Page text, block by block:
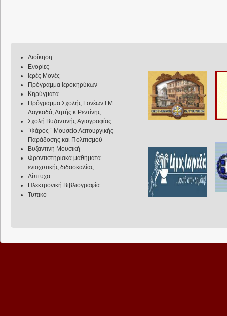
Διοίκηση
Ενορίες
Ιερές Μονές
Πρόγραμμα Ιεροκηρύκων
Κηρύγματα
Πρόγραμμα Σχολής Γονέων Ι.Μ.
Λαγκαδά, Λητής κ Ρεντίνης
Σχολή Βυζαντινής Αγιογραφίας
¨Φάρος ¨ Μουσείο Λειτουργικής
Παράδοσης και Πολιτισμού
Βυζαντινή Μουσική
Φροντιστηριακά μαθήματα
ενισχυτικής διδασκαλίας
Δίπτυχα
Ηλεκτρονική Βιβλιογραφία
Τυπικό